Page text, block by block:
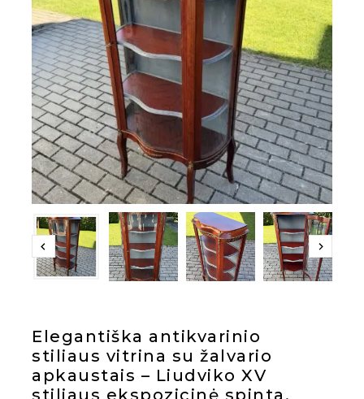
Elegantiška antikvarinio
stiliaus vitrina su žalvario
apkaustais – Liudviko XV
stiliaus ekspozicinė spinta,